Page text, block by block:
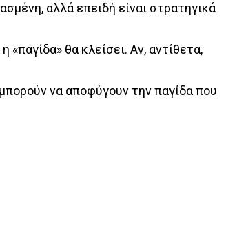
αλλά επειδή είναι στρατηγικά
θα κλείσει. Αν, αντίθετα,
να αποφύγουν την παγίδα που